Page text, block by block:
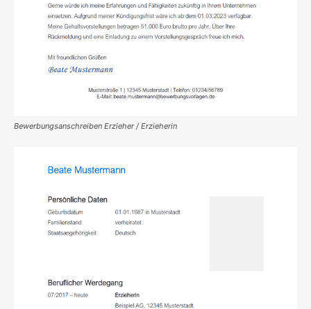
Bewerbungsanschreiben Erzieher / Erzieherin